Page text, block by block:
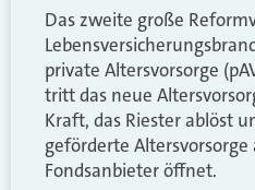
Das zweite große
private Altersvorsorge
tritt das neue
Kraft, das Riester ablöst
geförderte
Fondsanbieter öffnet.